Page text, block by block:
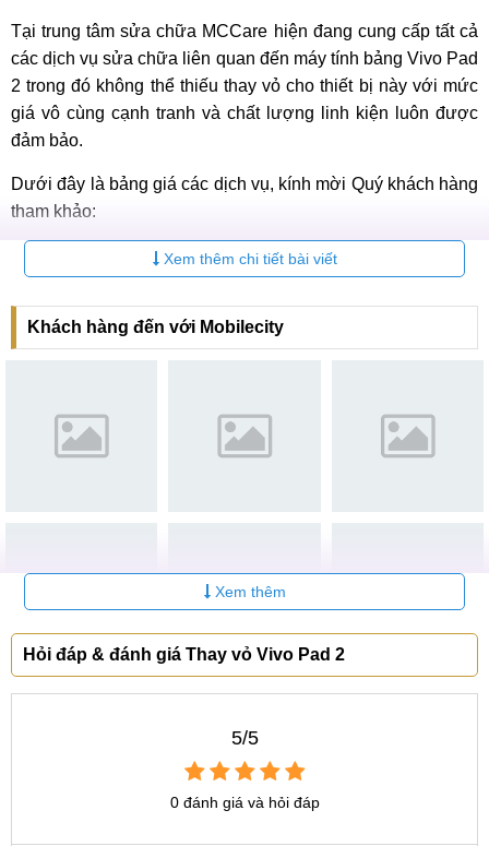
Tại trung tâm sửa chữa MCCare hiện đang cung cấp tất cả
các dịch vụ sửa chữa liên quan đến máy tính bảng Vivo Pad
2 trong đó không thể thiếu thay vỏ cho thiết bị này với mức
giá vô cùng cạnh tranh và chất lượng linh kiện luôn được
đảm bảo.
Dưới đây là bảng giá các dịch vụ, kính mời Quý khách hàng
tham khảo:
Báo
Thay màn hình Vivo Pad
2
6-12
tháng
4 Thay vỏ Vivo Pad 2
5 Sửa nguồn Vivo Pad 2
Liên
Thay Camera Vivo Pad 2
Sự khác nhau giữa thay vỏ và thay nắp lưng
Có một sự thật là không ít người sử dụng vẫn đang nhầm
Xem thêm chi tiết bài viết
Khách hàng đến với Mobilecity
Xem thêm
Hỏi đáp & đánh giá Thay vỏ Vivo Pad 2
5/5
0 đánh giá và hỏi đáp